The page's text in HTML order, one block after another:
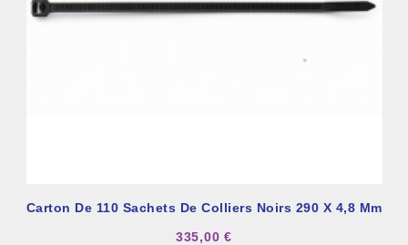
Carton De 110 Sachets De Colliers Noirs 290 X 4,8 Mm
335,00 €